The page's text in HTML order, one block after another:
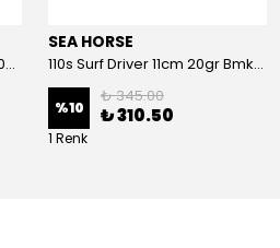
%100 Fluorocarbon Misina 30mt 0,41mm
SEA HORSE
110s Surf Driver 11cm 20gr Bmk-05#
%10
₺ 345.00
₺ 310.50
1 Renk